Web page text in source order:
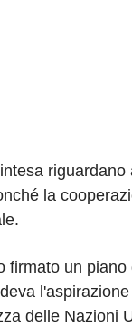
riguardano
la
firmato un piano
delle Nazioni